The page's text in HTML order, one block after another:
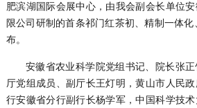
肥滨湖国际会展中心，由我会副会长单位
限公司研制的首条祁门红茶初、精制一体
布。
安徽省农业科学院党组书记、院长张
厅党组成员、副厅长王灯明，黄山市人民
行安徽省分行副行长杨学军，中国科学技